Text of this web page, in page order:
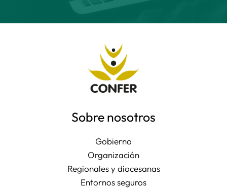
Sobre nosotros
Gobierno
Organización
Regionales y diocesanas
Entornos seguros